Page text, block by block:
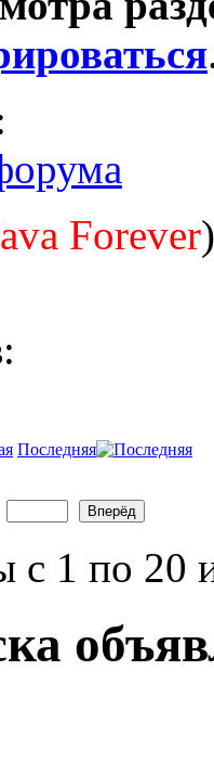
Forever)
Последняя
с 1 по 20